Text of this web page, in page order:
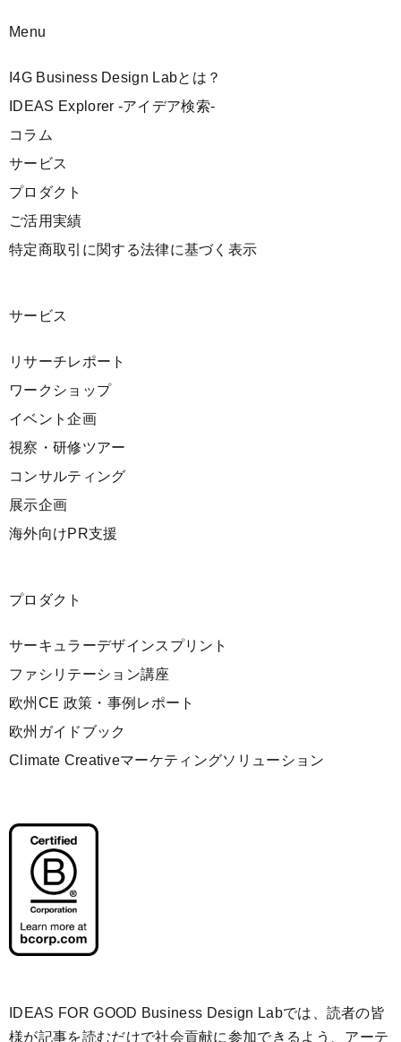
Menu
I4G Business Design Labとは？
IDEAS Explorer -アイデア検索-
コラム
サービス
プロダクト
ご活用実績
特定商取引に関する法律に基づく表示
サービス
リサーチレポート
ワークショップ
イベント企画
視察・研修ツアー
コンサルティング
展示企画
海外向けPR支援
プロダクト
サーキュラーデザインスプリント
ファシリテーション講座
欧州CE 政策・事例レポート
欧州ガイドブック
Climate Creativeマーケティングソリューション
IDEAS FOR GOOD Business Design Labでは、読者の皆
様が記事を読むだけで社会貢献に参加できるよう、アーテ